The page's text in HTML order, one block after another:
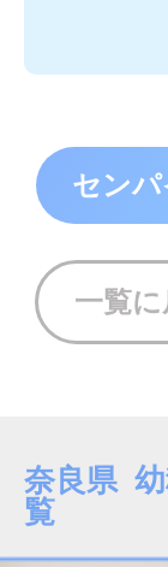
セン
一覧に
奈良県
覧